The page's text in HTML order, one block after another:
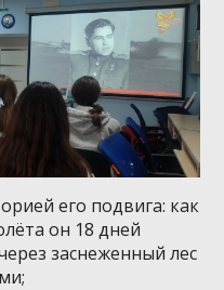
его подвига: как
он 18 дней
заснеженный лес